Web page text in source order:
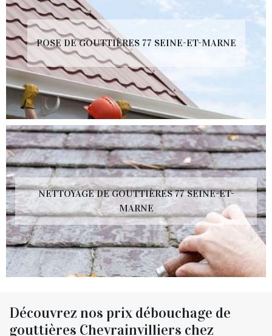
POSE DE GOUTTIÈRES 77 SEINE-ET-MARNE
NETTOYAGE DE GOUTTIÈRES 77 SEINE-ET-
MARNE
Découvrez nos prix débouchage de
gouttières Chevrainvilliers chez